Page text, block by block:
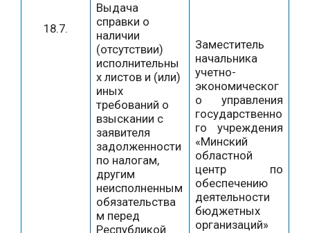
18.7.
Выдача
справки о
наличии
(отсутствии)
исполнительны
х листов и (или)
иных
требований о
взыскании с
заявителя
задолженности
по налогам,
другим
неисполненным
обязательства
м перед
Республикой
Заместитель
начальника
учетно-
экономическог
о управления
государственно
го учреждения
«Минский
областной
центр по
обеспечению
деятельности
бюджетных
организаций»